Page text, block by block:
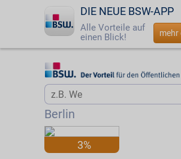
DIE NEUE BSW-APP
Alle Vorteile auf
einen Blick!
mehr
Startseite
Login
Berlin
Startseite
3%